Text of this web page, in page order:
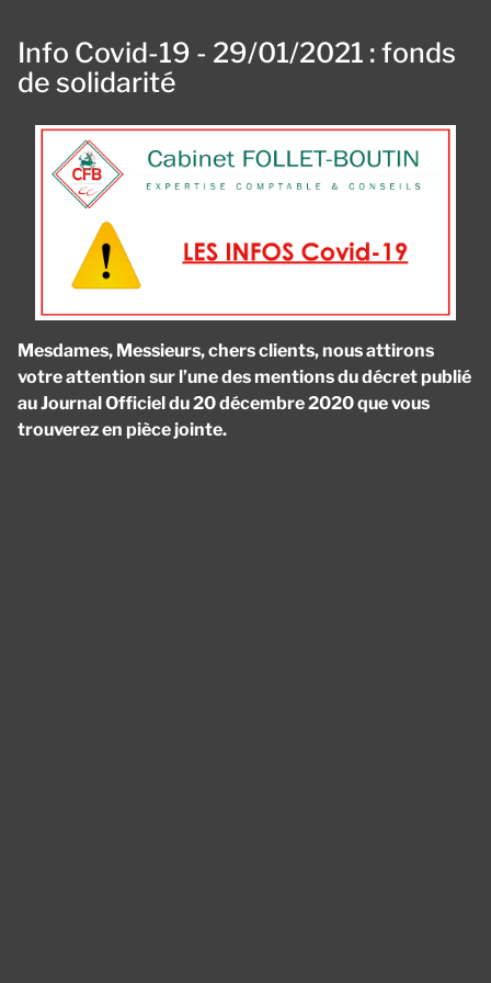
Info Covid-19 - 29/01/2021 : fonds
de solidarité
Mesdames, Messieurs, chers clients, nous attirons
votre attention sur l’une des mentions du décret publié
au Journal Officiel du 20 décembre 2020 que vous
trouverez en pièce jointe.